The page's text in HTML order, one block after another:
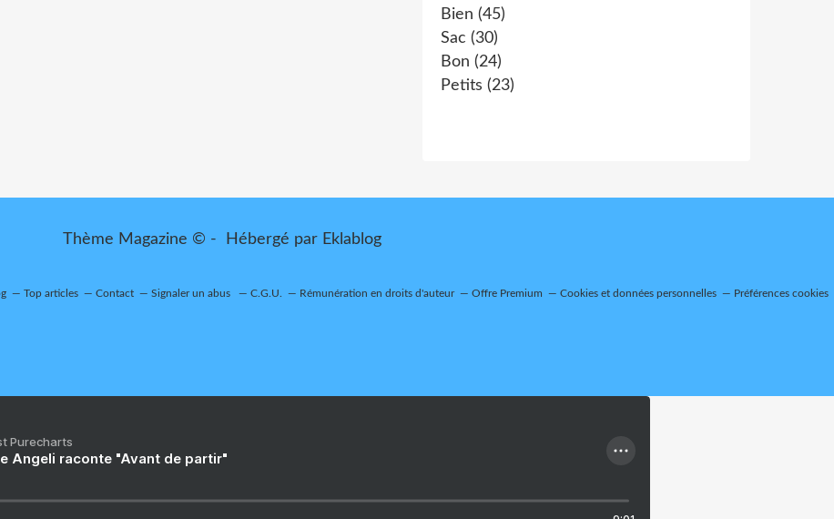
Bien (45)
Sac (30)
Bon (24)
Petits (23)
Thème Magazine © - Hébergé par Eklablog
Top articles Contact Signaler un abus C.G.U. Rémunération en droits d'auteur Offre Premium Cookies et données personnelles Préférences cookies
Purecharts
Angeli raconte "Avant de partir"